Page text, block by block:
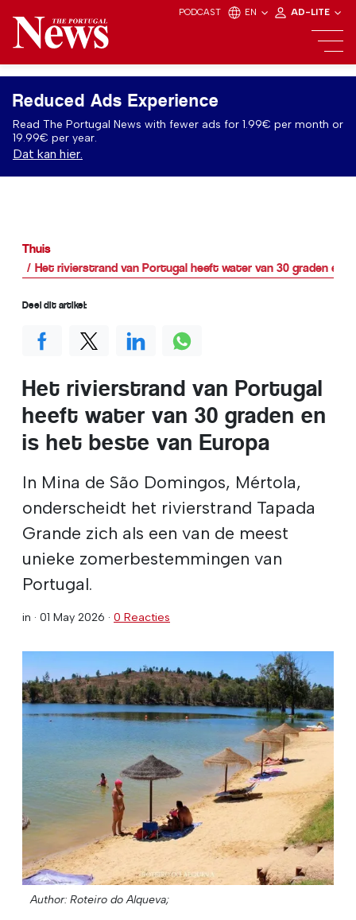
PODCAST EN AD-LITE
Reduced Ads Experience
Read The Portugal News with fewer ads for 1.99€ per month or
19.99€ per year.
Dat kan hier.
Thuis
Het rivierstrand van Portugal heeft water van 30 graden en
Het rivierstrand van Portugal
heeft water van 30 graden en
is het beste van Europa
In Mina de São Domingos, Mértola,
onderscheidt het rivierstrand Tapada
Grande zich als een van de meest
unieke zomerbestemmingen van
Portugal.
in · 01 May 2026 · 0 Reacties
Author: Roteiro do Alqueva;
Deel dit artikel: